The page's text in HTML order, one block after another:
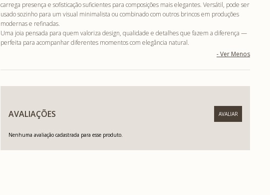
carrega presença e sofisticação suficientes para composições mais elegantes. Versátil, pode ser
usado sozinho para um visual minimalista ou combinado com outros brincos em produções
modernas e refinadas.
Uma joia pensada para quem valoriza design, qualidade e detalhes que fazem a diferença —
perfeita para acompanhar diferentes momentos com elegância natural.
AVALIAÇÕES
Nenhuma avaliação cadastrada para esse produto.